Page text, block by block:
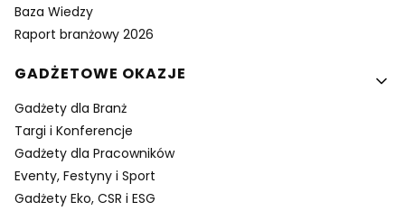
Baza Wiedzy
Raport branżowy 2026
GADŻETOWE OKAZJE
Gadżety dla Branż
Targi i Konferencje
Gadżety dla Pracowników
Eventy, Festyny i Sport
Gadżety Eko, CSR i ESG